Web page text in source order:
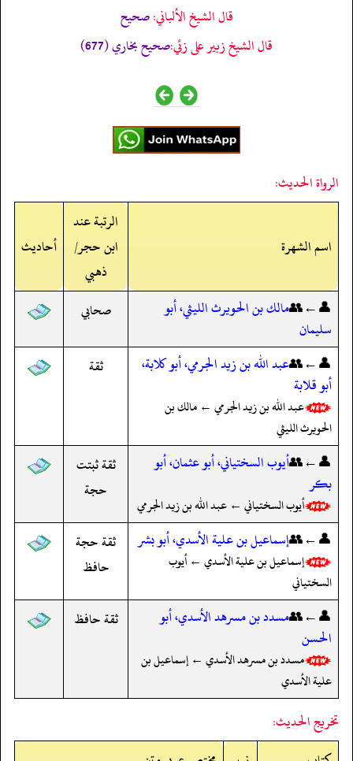
قال الشيخ الألباني:صحيح
قال الشيخ زبير على زئي:صحيح بخاري (677)
الرواة الحديث:
اسم الشهرة
الرتبة عند
ابن حجر/
ذهبي
أحاديث
👤←👥مالك بن الحويرث الليثي، أبو
سليمان
صحابي
👤←👥عبد الله بن زيد الجرمي، أبو كلابة،
أبو قلابة
عبد الله بن زيد الجرمي ← مالك بن
الحويرث الليثي
ثقة
👤←👥أيوب السختياني، أبو عثمان، أبو
بكر
أيوب السختياني ← عبد الله بن زيد الجرمي
ثقة ثبتت
حجة
👤←👥إسماعيل بن علية الأسدي، أبو بشر
إسماعيل بن علية الأسدي ← أيوب
السختياني
ثقة حجة
حافظ
👤←👥مسدد بن مسرهد الأسدي، أبو
الحسن
مسدد بن مسرهد الأسدي ← إسماعيل بن
علية الأسدي
ثقة حافظ
تخريج الحديث: